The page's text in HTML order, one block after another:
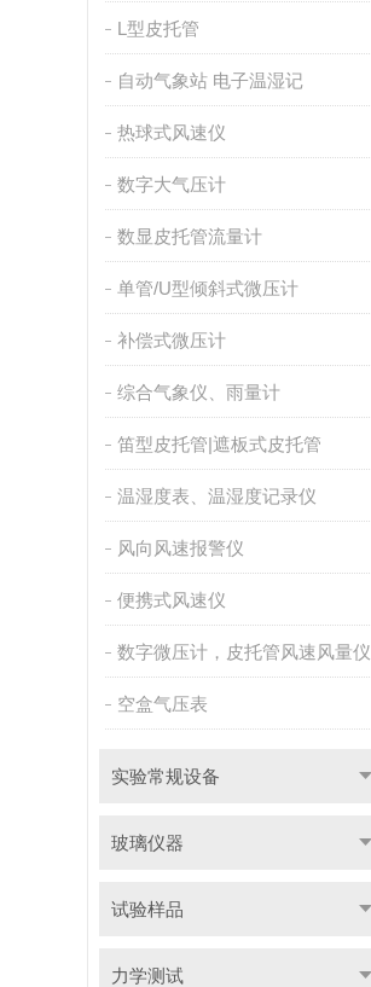
L型皮托管
自动气象站 电子温湿记
热球式风速仪
数字大气压计
数显皮托管流量计
单管/U型倾斜式微压计
补偿式微压计
综合气象仪、雨量计
笛型皮托管|遮板式皮托管
温湿度表、温湿度记录仪
风向风速报警仪
便携式风速仪
数字微压计，皮托管风速风量仪
空盒气压表
实验常规设备
玻璃仪器
试验样品
力学测试